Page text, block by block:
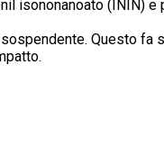
isononanoato (ININ)
Questo